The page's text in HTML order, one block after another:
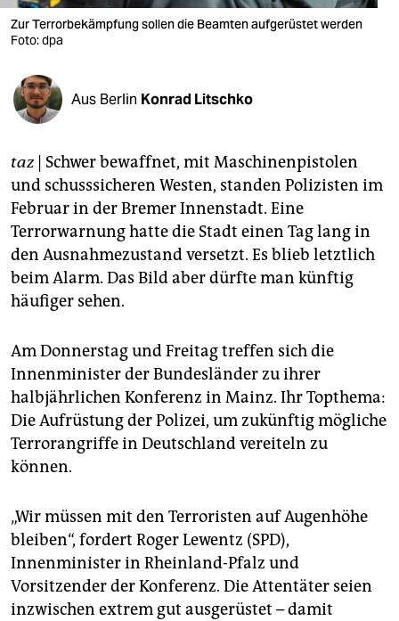
veranstaltungen
fragen & hilfe
unterstützen
abo
genossenschaft
epaper login
Zur Terrorbekämpfung sollen die Beamten aufgerüstet werden
Foto: dpa
Aus Berlin Konrad Litschko
taz| Schwer bewaffnet, mit Maschinenpistolen
und schusssicheren Westen, standen Polizisten im
Februar in der Bremer Innenstadt. Eine
Terrorwarnung hatte die Stadt einen Tag lang in
den Ausnahmezustand versetzt. Es blieb letztlich
beim Alarm. Das Bild aber dürfte man künftig
häufiger sehen.
Am Donnerstag und Freitag treffen sich die
Innenminister der Bundesländer zu ihrer
halbjährlichen Konferenz in Mainz. Ihr Topthema:
Die Aufrüstung der Polizei, um zukünftig mögliche
Terrorangriffe in Deutschland vereiteln zu
können.
„Wir müssen mit den Terroristen auf Augenhöhe
bleiben“, fordert Roger Lewentz (SPD),
Innenminister in Rheinland-Pfalz und
Vorsitzender der Konferenz. Die Attentäter seien
inzwischen extrem gut ausgerüstet – damit